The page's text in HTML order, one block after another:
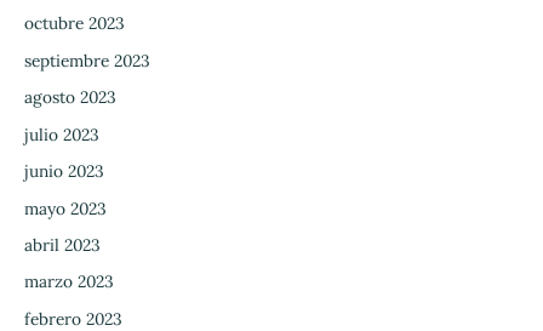
octubre 2023
septiembre 2023
agosto 2023
julio 2023
junio 2023
mayo 2023
abril 2023
marzo 2023
febrero 2023